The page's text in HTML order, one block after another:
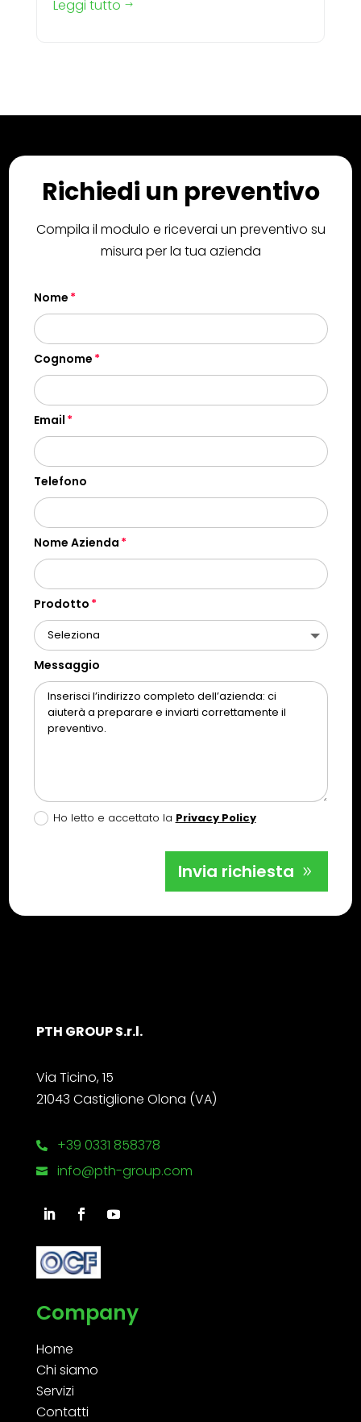
Leggi tutto $
Richiedi un preventivo
Compila il modulo e riceverai un preventivo su
misura per la tua azienda
Nome
Cognome
Email
Telefono
Nome Azienda
Prodotto
Messaggio
Ho letto e accettato la Privacy Policy
Invia richiesta
PTH GROUP S.r.l.
Via Ticino, 15
21043 Castiglione Olona (VA)
 +39 0331 858378
 info@pth-group.com
Company
Home
Chi siamo
Servizi
Contatti